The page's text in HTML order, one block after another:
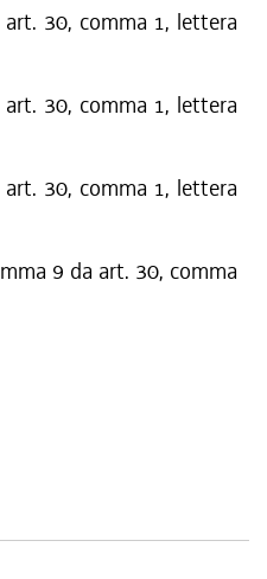
30, comma 1, lettera
30, comma 1, lettera
30, comma 1, lettera
9 da art. 30, comma